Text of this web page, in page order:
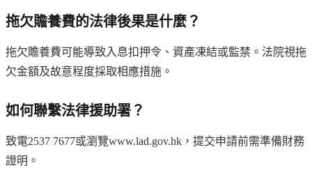
拖欠贍養費的法律後果是什麼？
拖欠贍養費可能導致入息扣押令、資產凍結或監禁。法院視拖
欠金額及故意程度採取相應措施。
如何聯繫法律援助署？
致電2537 7677或瀏覽www.lad.gov.hk，提交申請前需準備財務
證明。